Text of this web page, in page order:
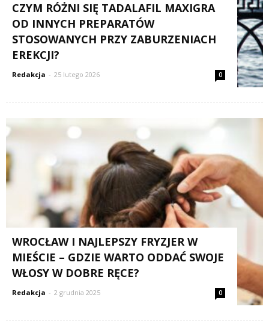
CZYM RÓŻNI SIĘ TADALAFIL MAXIGRA
OD INNYCH PREPARATÓW
STOSOWANYCH PRZY ZABURZENIACH
EREKCJI?
Redakcja - 25 lutego 2026 0
WROCŁAW I NAJLEPSZY FRYZJER W
MIEŚCIE – GDZIE WARTO ODDAĆ SWOJE
WŁOSY W DOBRE RĘCE?
Redakcja - 2 grudnia 2025 0